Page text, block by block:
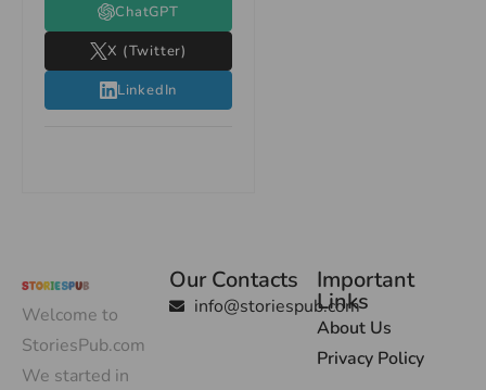
ChatGPT
X (Twitter)
LinkedIn
Welcome to
StoriesPub.com
We started in
Our Contacts
info@storiespub.com
Important
Links
About Us
Privacy Policy